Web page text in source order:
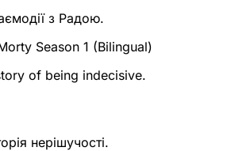
з Радою.
Season 1 (Bilingual)
of being indecisive.
нерішучості.